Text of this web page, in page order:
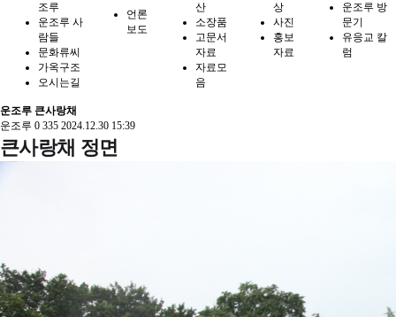
조루
운조루 사
람들
문화류씨
가옥구조
오시는길
언론
보도
산
소장품
고문서
자료
자료모
음
상
사진
홍보
자료
운조루 방
문기
유응교 칼
럼
운조루 큰사랑채
운조루 0 335 2024.12.30 15:39
큰사랑채 정면